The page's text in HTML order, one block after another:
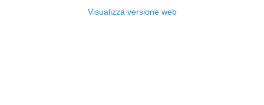
Visualizza versione web